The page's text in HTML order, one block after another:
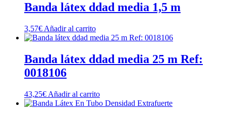
Banda látex ddad media 1,5 m
3,57€ Añadir al carrito
Banda látex ddad media 25 m Ref:
0018106
43,25€ Añadir al carrito